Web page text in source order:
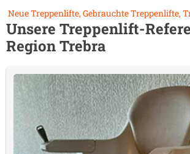
Neue Treppenlifte, Gebrauchte Treppenlifte,
Unsere Treppenlift-
RegionTrebra